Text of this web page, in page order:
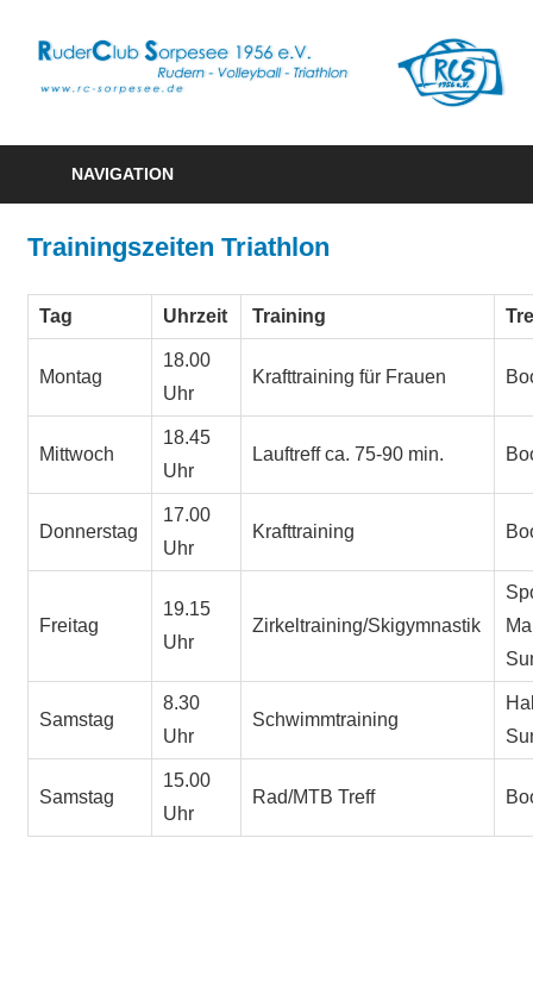
Inhalt
Triathlon
NAVIGATION
Trainingszeiten Triathlon
Tag Uhrzeit Training
Montag
18.00
Uhr
Krafttraining für Frauen
Mittwoch
18.45
Uhr
Lauftreff ca. 75-90 min.
Donnerstag
17.00
Uhr
Krafttraining
Freitag
19.15
Uhr
Zirkeltraining/Skigymnastik
Samstag
8.30
Uhr
Schwimmtraining
Samstag
15.00
Uhr
Rad/MTB Treff